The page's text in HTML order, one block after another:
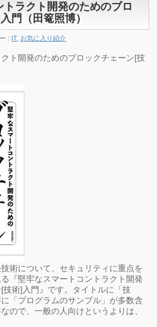
ラクト開発のためのブロ
門（田篭照博）
: IT, お気に入り紹介
クト開発のためのブロックチェーン[技
術について、セキュリティに重点を
『堅牢なスマートコントラクト開発
術]入門』です。タイトルに「技
「プログラムのサンプル」が多数含
ので、一般の人向けというよりは、